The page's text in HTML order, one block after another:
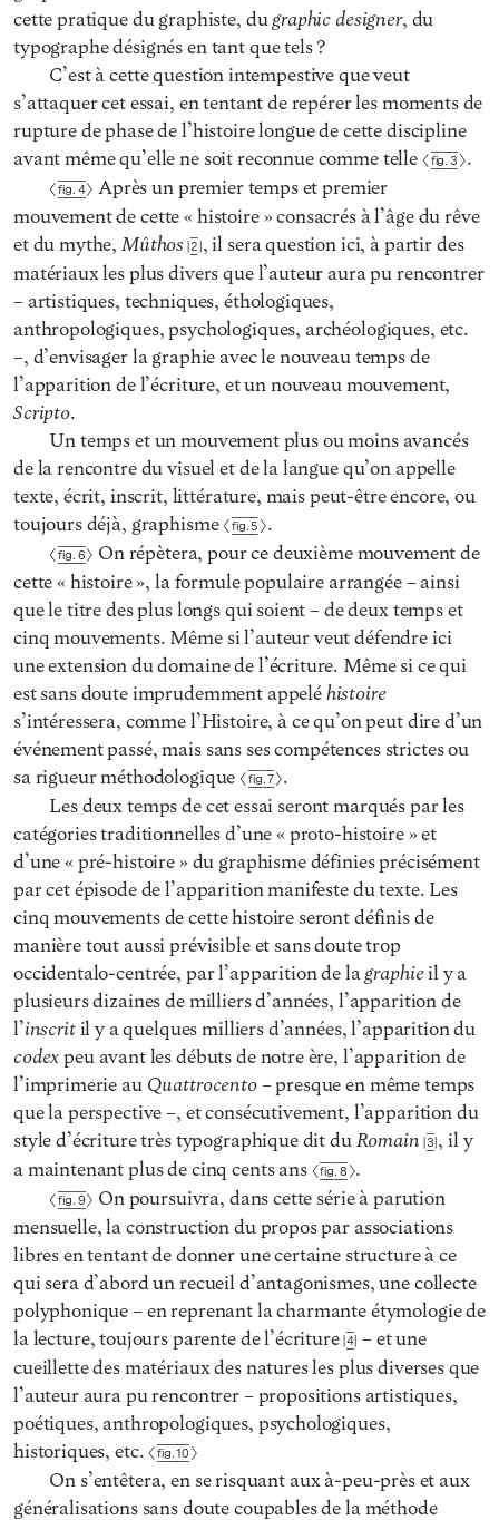
cette pratique du graphiste, dugraphic designer, du
typographe désignés en tant que tels ?
C’est à cette question intempestive que veut
s’attaquer cet essai, en tentant de repérer les moments de
rupture de phase de l’histoire longue de cette discipline
avant même qu’elle ne soit reconnue comme telle
Fig. 3 .
Fig. 4
Après un premier temps et premier
mouvement de cette « histoire » consacrés à l’âge du rêve
et du mythe, Mûthos 2 , il sera question ici, à partir des
matériaux les plus divers que l’auteur aura pu rencontrer
– artistiques, techniques, éthologiques,
anthropologiques, psychologiques, archéologiques, etc.
–, d’envisager la graphie avec le nouveau temps de
l’apparition de l’écriture, et un nouveau mouvement,
Scripto.
Un temps et un mouvement plus ou moins avancés
de la rencontre du visuel et de la langue qu’on appelle
texte, écrit, inscrit, littérature, mais peut-être encore, ou
toujours déjà, graphisme
Fig. 5 .
Fig. 6
On répètera, pour ce deuxième mouvement de
cette « histoire », la formule populaire arrangée – ainsi
que le titre des plus longs qui soient – de deux temps et
cinq mouvements. Même si l’auteur veut défendre ici
une extension du domaine de l’écriture. Même si ce qui
est sans doute imprudemment appelé histoire
s’intéressera, comme l’Histoire, à ce qu’on peut dire d’un
événement passé, mais sans ses compétences strictes ou
sa rigueur méthodologique
Fig. 7
.
Les deux temps de cet essai seront marqués par les
catégories traditionnelles d’une « proto-histoire » et
d’une « pré-histoire » du graphisme définies précisément
par cet épisode de l’apparition manifeste du texte. Les
cinq mouvements de cette histoire seront définis de
manière tout aussi prévisible et sans doute trop
occidentalo-centrée, par l’apparition de lagraphieil y a
plusieurs dizaines de milliers d’années, l’apparition de
l’inscritil y a quelques milliers d’années, l’apparition du
codex peu avant les débuts de notre ère, l’apparition de
l’imprimerie au Quattrocento– presque en même temps
que la perspective –, et consécutivement, l’apparition du
style d’écriture très typographique dit du Romain 3 , il y
a maintenant plus de cinq cents ans
Fig. 8 .
Fig. 9
On poursuivra, dans cette série à parution
mensuelle, la construction du propos par associations
libres en tentant de donner une certaine structure à ce
qui sera d’abord un recueil d’antagonismes, une collecte
polyphonique – en reprenant la charmante étymologie de
la lecture, toujours parente de l’écriture 4
– et une
cueillette des matériaux des natures les plus diverses que
l’auteur aura pu rencontrer – propositions artistiques,
poétiques, anthropologiques, psychologiques,
historiques, etc.
Fig. 10
On s’entêtera, en se risquant aux à-peu-près et aux
généralisations sans doute coupables de la méthode